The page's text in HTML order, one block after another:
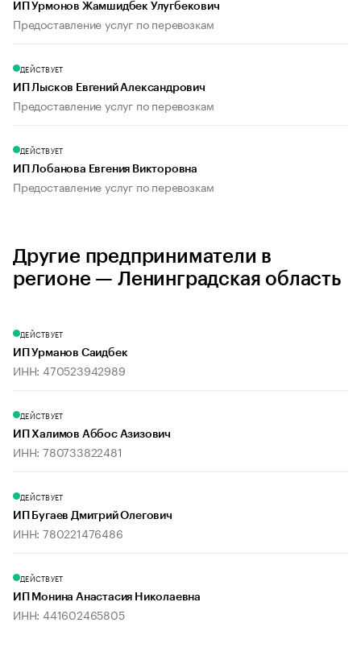
ИП Урмонов Жамшидбек Улугбекович
Предоставление услуг по перевозкам
ДЕЙСТВУЕТ
ИП Лысков Евгений Александрович
Предоставление услуг по перевозкам
ДЕЙСТВУЕТ
ИП Лобанова Евгения Викторовна
Предоставление услуг по перевозкам
Другие предприниматели в
регионе — Ленинградская область
ДЕЙСТВУЕТ
ИП Урманов Саидбек
ИНН: 470523942989
ДЕЙСТВУЕТ
ИП Халимов Аббос Азизович
ИНН: 780733822481
ДЕЙСТВУЕТ
ИП Бугаев Дмитрий Олегович
ИНН: 780221476486
ДЕЙСТВУЕТ
ИП Монина Анастасия Николаевна
ИНН: 441602465805